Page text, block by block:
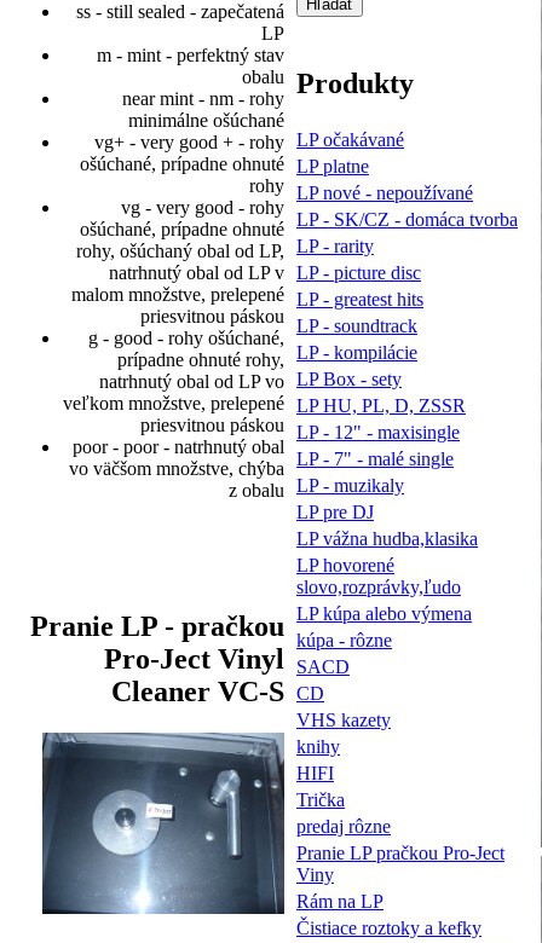
ss - still sealed - zapečatená
LP
m - mint - perfektný stav
obalu
near mint - nm - rohy
minimálne ošúchané
vg+ - very good + - rohy
ošúchané, prípadne ohnuté
rohy
vg - very good - rohy
ošúchané, prípadne ohnuté
rohy, ošúchaný obal od LP,
natrhnutý obal od LP v
malom množstve, prelepené
priesvitnou páskou
g - good - rohy ošúchané,
prípadne ohnuté rohy,
natrhnutý obal od LP vo
veľkom množstve, prelepené
priesvitnou páskou
poor - poor - natrhnutý obal
vo väčšom množstve, chýba
z obalu
Pranie LP - pračkou
Pro-Ject Vinyl
Cleaner VC-S
Produkty
LP očakávané
LP platne
LP nové - nepoužívané
LP - SK/CZ - domáca tvorba
LP - rarity
LP - picture disc
LP - greatest hits
LP - soundtrack
LP - kompilácie
LP Box - sety
LP HU, PL, D, ZSSR
LP - 12" - maxisingle
LP - 7" - malé single
LP - muzikaly
LP pre DJ
LP vážna hudba,klasika
LP hovorené
slovo,rozprávky,ľudo
LP kúpa alebo výmena
kúpa - rôzne
SACD
CD
VHS kazety
knihy
HIFI
Trička
predaj rôzne
Pranie LP pračkou Pro-Ject
Viny
Rám na LP
Čistiace roztoky a kefky